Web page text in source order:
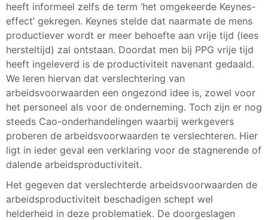
heeft informeel zelfs de term ‘het omgekeerde Keynes-
effect’ gekregen. Keynes stelde dat naarmate de mens
productiever wordt er meer behoefte aan vrije tijd (lees
hersteltijd) zal ontstaan. Doordat men bij PPG vrije tijd
heeft ingeleverd is de productiviteit navenant gedaald.
We leren hiervan dat verslechtering van
arbeidsvoorwaarden een ongezond idee is, zowel voor
het personeel als voor de onderneming. Toch zijn er nog
steeds Cao-onderhandelingen waarbij werkgevers
proberen de arbeidsvoorwaarden te verslechteren. Hier
ligt in ieder geval een verklaring voor de stagnerende of
dalende arbeidsproductiviteit.
Het gegeven dat verslechterde arbeidsvoorwaarden de
arbeidsproductiviteit beschadigen schept wel
helderheid in deze problematiek. De doorgeslagen